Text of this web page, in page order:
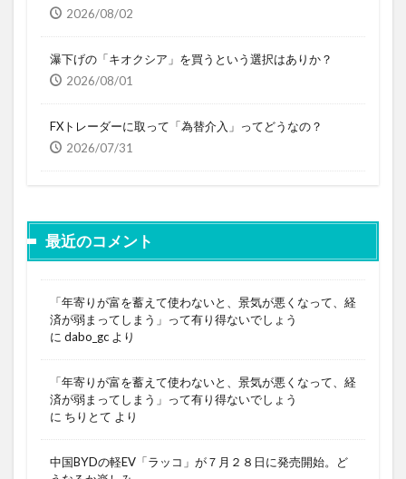
2026/08/02
瀑下げの「キオクシア」を買うという選択はありか？
2026/08/01
FXトレーダーに取って「為替介入」ってどうなの？
2026/07/31
最近のコメント
「年寄りが富を蓄えて使わないと、景気が悪くなって、経
済が弱まってしまう」って有り得ないでしょう
に dabo_gc より
「年寄りが富を蓄えて使わないと、景気が悪くなって、経
済が弱まってしまう」って有り得ないでしょう
に ちりとて より
中国BYDの軽EV「ラッコ」が７月２８日に発売開始。ど